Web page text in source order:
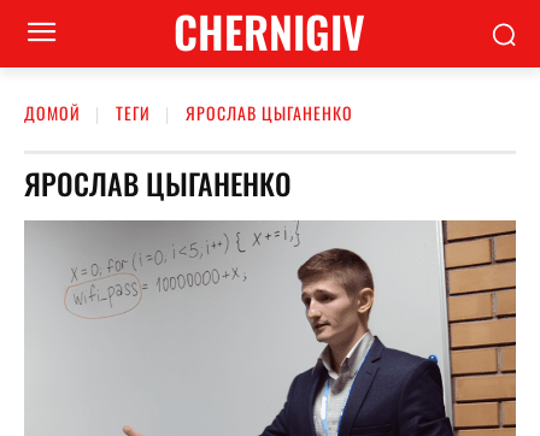
CHERNIGIV
ДОМОЙ ТЕГИ ЯРОСЛАВ ЦЫГАНЕНКО
ЯРОСЛАВ ЦЫГАНЕНКО